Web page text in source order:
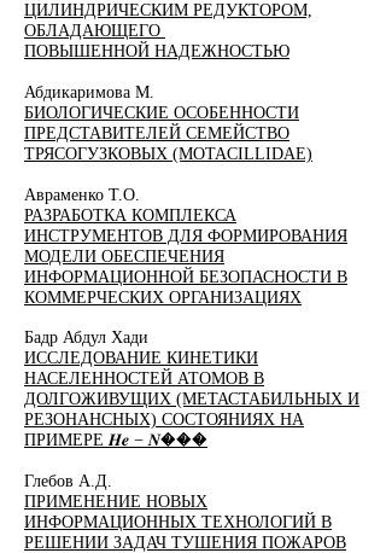
ЦИЛИНДРИЧЕСКИМ РЕДУКТОРОМ,
ОБЛАДАЮЩЕГО
ПОВЫШЕННОЙ НАДЕЖНОСТЬЮ
Абдикаримова М.
БИОЛОГИЧЕСКИЕ ОСОБЕННОСТИ
ПРЕДСТАВИТЕЛЕЙ СЕМЕЙСТВО
ТРЯСОГУЗКОВЫХ (MOTACILLIDAE)
Авраменко Т.О.
РАЗРАБОТКА КОМПЛЕКСА
ИНСТРУМЕНТОВ ДЛЯ ФОРМИРОВАНИЯ
МОДЕЛИ ОБЕСПЕЧЕНИЯ
ИНФОРМАЦИОННОЙ БЕЗОПАСНОСТИ В
КОММЕРЧЕСКИХ ОРГАНИЗАЦИЯХ
Бадр Абдул Хади
ИССЛЕДОВАНИЕ КИНЕТИКИ
НАСЕЛЕННОСТЕЙ АТОМОВ В
ДОЛГОЖИВУЩИХ (МЕТАСТАБИЛЬНЫХ И
РЕЗОНАНСНЫХ) СОСТОЯНИЯХ НА
ПРИМЕРЕ 𝑯𝒆 − 𝑵���
Глебов А.Д.
ПРИМЕНЕНИЕ НОВЫХ
ИНФОРМАЦИОННЫХ ТЕХНОЛОГИЙ В
РЕШЕНИИ ЗАДАЧ ТУШЕНИЯ ПОЖАРОВ